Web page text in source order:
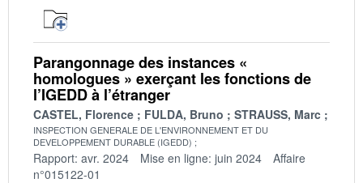
Parangonnage des instances «
homologues » exerçant les fonctions de
l’IGEDD à l’étranger
CASTEL, Florence FULDA, Bruno STRAUSS, Marc
INSPECTION GENERALE DE L'ENVIRONNEMENT ET DU
DEVELOPPEMENT DURABLE (IGEDD)
Rapport: avr. 2024 Mise en ligne: juin 2024
Affaire
n°015122-01